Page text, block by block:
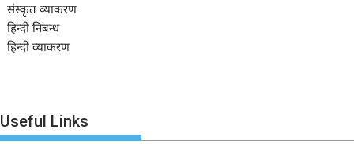
संस्कृत व्याकरण
हिन्दी निबन्ध
हिन्दी व्याकरण
Useful Links